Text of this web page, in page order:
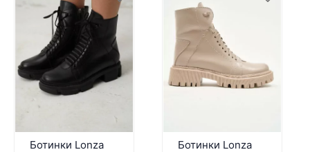
Ботинки Lonza
Ботинки Lonza